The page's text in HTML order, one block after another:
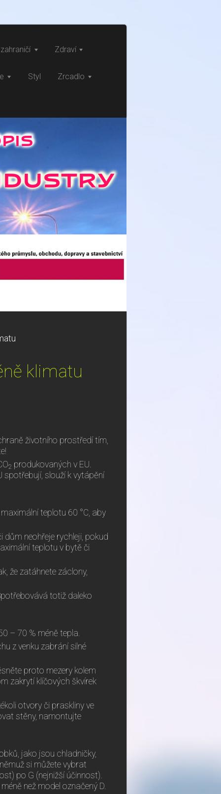
Zdraví
Styl Zrcadlo
klimatu
životního prostředí tím,
2 produkovaných v EU.
spotřebují, slouží k vytápění
teplotu 60 °C, aby
dům neohřeje rychleji, pokud
teplotu v bytě či
že zatáhnete záclony,
totiž daleko
– 70 % méně tepla.
z venku zabrání silné
proto mezery kolem
zakrytí klíčových škvírek
otvory či praskliny ve
stěny, namontujte
jako jsou chladničky,
si můžete vybrat
po G (nejnižší účinnost).
než model označený D.